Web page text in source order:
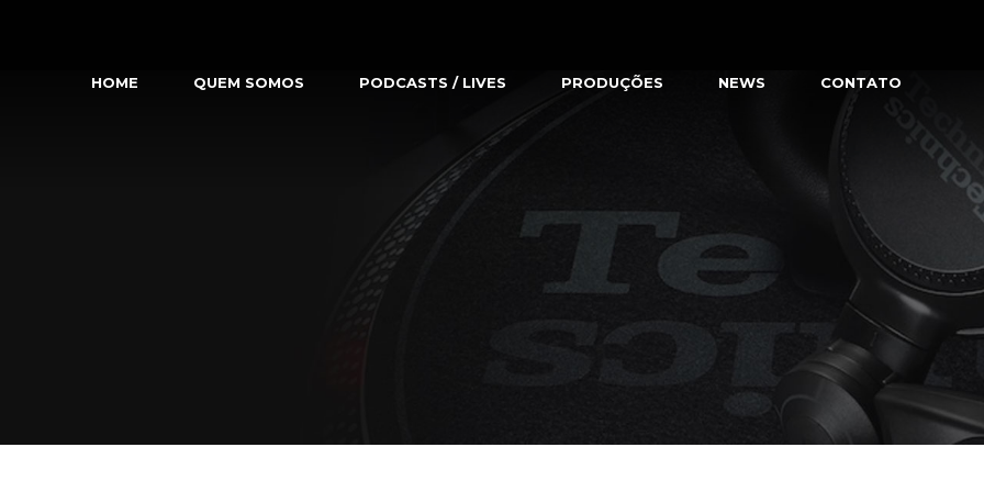
HOME QUEM SOMOS PODCASTS / LIVES PRODUÇÕES NEWS CONTATO